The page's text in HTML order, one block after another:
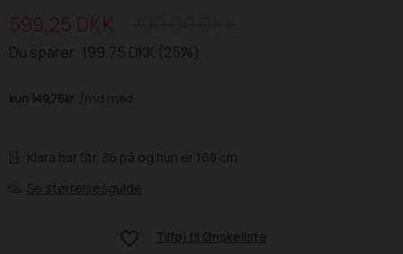
Du sparer: 199,75 DKK (25%)
Klara har Str. 36 på og hun er 168 cm
Se størrelsesguide
Tilføj til Ønskeliste